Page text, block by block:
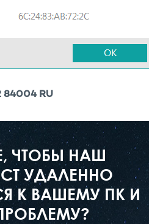
84004 RU
ЧТОБЫ НАШ
УДАЛЕННО
К ВАШЕМУ ПК И